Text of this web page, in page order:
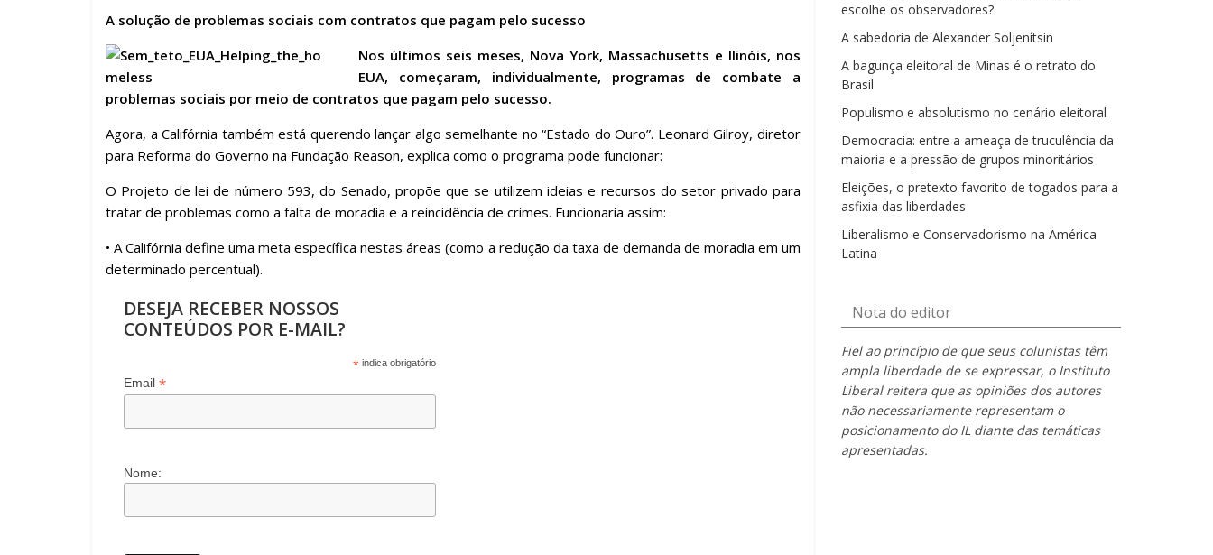
o
o
k
A
p
p
a
m
dI
n
ar
til
h
ar
A solução de problemas sociais com contratos que pagam pelo sucesso
Nos últimos seis meses, Nova York, Massachusetts e Ilinóis, nos
EUA, começaram, individualmente, programas de combate a
problemas sociais por meio de contratos que pagam pelo sucesso.
Agora, a Califórnia também está querendo lançar algo semelhante no “Estado do Ouro”. Leonard Gilroy, diretor
para Reforma do Governo na Fundação Reason, explica como o programa pode funcionar:
O Projeto de lei de número 593, do Senado, propõe que se utilizem ideias e recursos do setor privado para
tratar de problemas como a falta de moradia e a reincidência de crimes. Funcionaria assim:
• A Califórnia define uma meta específica nestas áreas (como a redução da taxa de demanda de moradia em um
determinado percentual).
DESEJA RECEBER NOSSOS
CONTEÚDOS POR E-MAIL?
*indica obrigatório
Email *
Nome:
escolhe os observadores?
A sabedoria de Alexander Soljenítsin
A bagunça eleitoral de Minas é o retrato do
Brasil
Populismo e absolutismo no cenário eleitoral
Democracia: entre a ameaça de truculência da
maioria e a pressão de grupos minoritários
Eleições, o pretexto favorito de togados para a
asfixia das liberdades
Liberalismo e Conservadorismo na América
Latina
Nota do editor
Fiel ao princípio de que seus colunistas têm
ampla liberdade de se expressar, o Instituto
Liberal reitera que as opiniões dos autores
não necessariamente representam o
posicionamento do IL diante das temáticas
apresentadas.